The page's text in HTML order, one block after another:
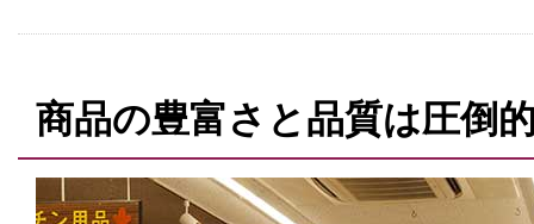
商品の豊富さと品質は圧倒